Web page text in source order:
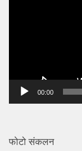
00:00
फोटो संकलन